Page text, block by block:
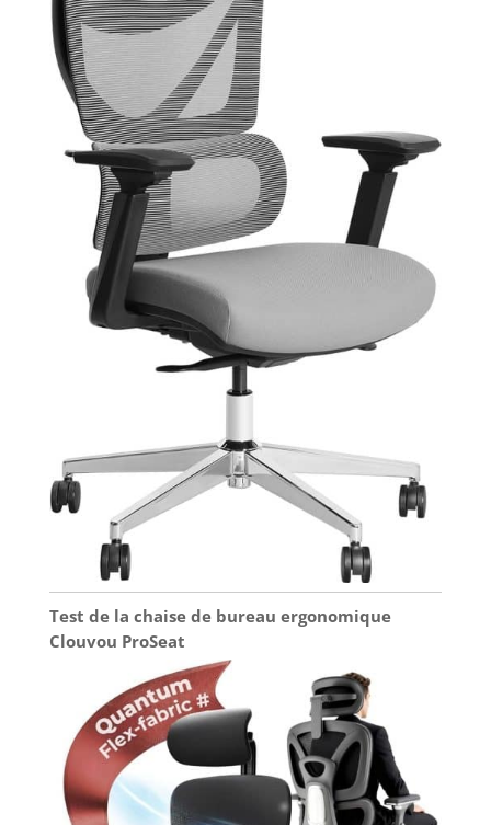
Test de la chaise de bureau ergonomique
Clouvou ProSeat